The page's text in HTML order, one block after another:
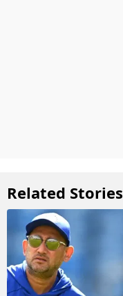
Related Stories